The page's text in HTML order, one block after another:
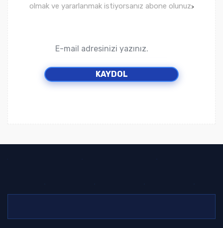
olmak ve yararlanmak istiyorsanız abone olunuz>
KAYDOL